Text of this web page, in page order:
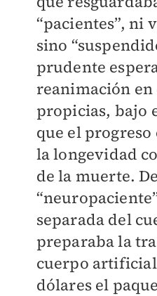
“pacientes”, ni
sino
prudente
reanimación
propicias, bajo
que el
la longevidad
de la muerte.
separada del
preparaba la
cuerpo
dólares el